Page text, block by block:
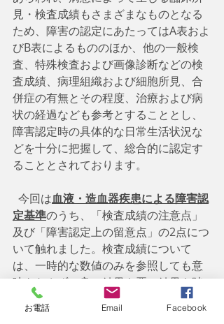
見・検査成績もさまざまなものとなる
ため、障害の認定にあたってはA表およ
びB表によるもののほか、他の一般検
査、特殊検査および画像診断などの検
査成績、病理組織および細胞所見、合
併症の有無とその程度、治療および病
状の経過なども参考とすることとし、
障害認定時の具体的な日常生活状況な
どを十分に把握して、総合的に認定す
ることとされております。
今回は血液・造血器疾患による障害認
定基準のうち、「検査成績の注意点」
及び「障害認定上の留意点」の2点につ
いて触れました。検査成績について
は、一時的な数値のみを参照しても意
味をなさず、良い結果も悪い結果も踏
まえて、現在の病状を示す一番適切な
数値を用いる旨の記載があります。ま
お電話 Email Facebook